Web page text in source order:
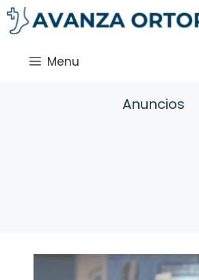
Saltar
al
Menu
Anuncios